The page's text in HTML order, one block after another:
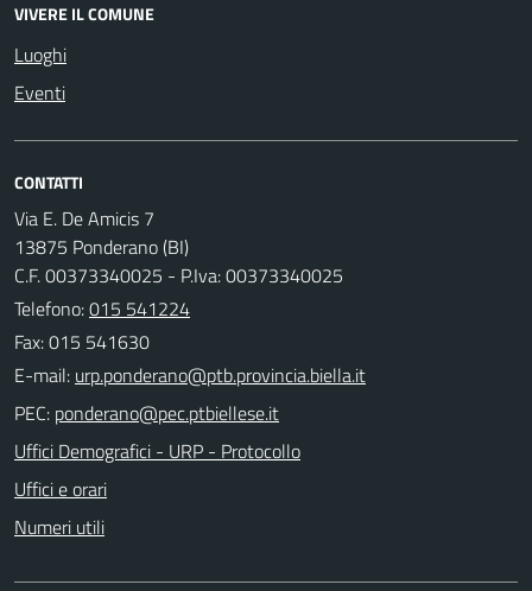
VIVERE IL COMUNE
Luoghi
Eventi
CONTATTI
Via E. De Amicis 7
13875 Ponderano (BI)
C.F. 00373340025 - P.Iva: 00373340025
Telefono:015 541224
Fax: 015 541630
E-mail:
PEC:
Uffici Demografici - URP - Protocollo
Uffici e orari
Numeri utili